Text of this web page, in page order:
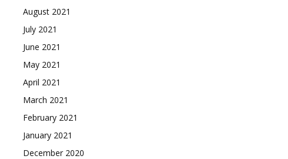
August 2021
July 2021
June 2021
May 2021
April 2021
March 2021
February 2021
January 2021
December 2020